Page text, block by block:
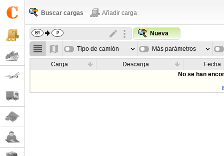
Buscar cargas Añadir carga
Nueva
Tipo de camión Más parámetros
Carga Descarga
Fecha
No se han